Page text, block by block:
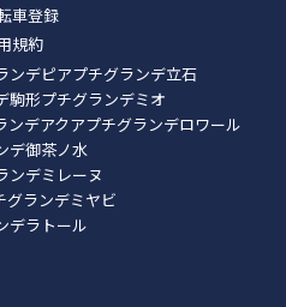
車登録
規約
ンデピアプチグランデ立石
駒形プチグランデミオ
ンデアクアプチグランデロワール
デ御茶ノ水
ンデミレーヌ
グランデミヤビ
デラトール